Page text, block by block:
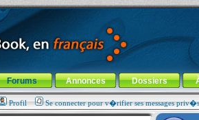
Forums Annonces Dossiers
Profil Se connecter pour v�rifier ses messages priv�s